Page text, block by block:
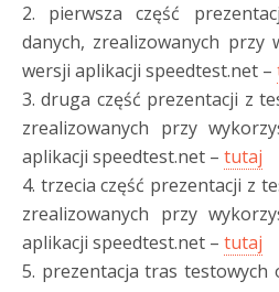
2. pierwsza część
danych, zrealizowanych przy
wersji aplikacji speedtest.net –
3. druga część prezentacji z
zrealizowanych przy
aplikacji speedtest.net – tutaj
4. trzecia część prezentacji z
zrealizowanych przy
aplikacji speedtest.net – tutaj
5. prezentacja tras testowych